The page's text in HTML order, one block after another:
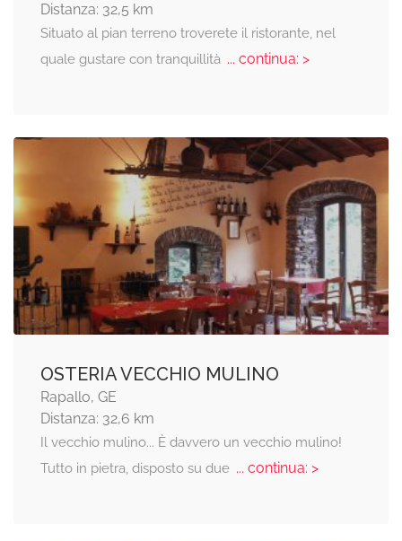
Distanza: 32,5 km
Situato al pian terreno troverete il ristorante, nel
quale gustare con tranquillità... continua: >
OSTERIA VECCHIO MULINO
Rapallo, GE
Distanza: 32,6 km
Il vecchio mulino... È davvero un vecchio mulino!
Tutto in pietra, disposto su due... continua: >